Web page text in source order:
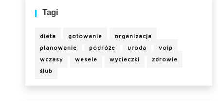
Tagi
dieta gotowanie
organizacja
planowanie
podróże uroda
voip
wczasy
wesele wycieczki
zdrowie
ślub